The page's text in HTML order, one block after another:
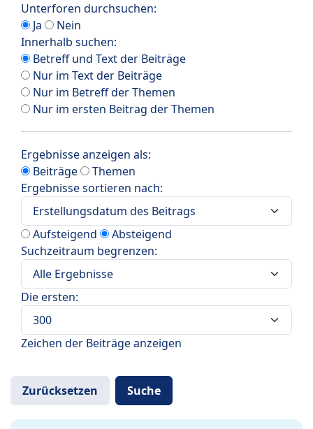
Unterforen durchsuchen:
Ja
Nein
Innerhalb suchen:
Betreff und Text der Beiträge
Nur im Text der Beiträge
Nur im Betreff der Themen
Nur im ersten Beitrag der Themen
Ergebnisse anzeigen als:
Beiträge
Themen
Ergebnisse sortieren nach:
Aufsteigend
Absteigend
Suchzeitraum begrenzen:
Die ersten:
Zeichen der Beiträge anzeigen